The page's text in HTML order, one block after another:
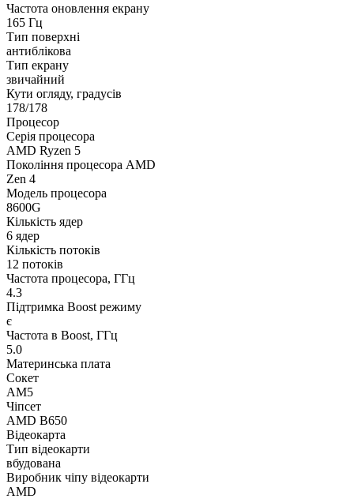
Частота оновлення екрану
165 Гц
Тип поверхні
антиблікова
Тип екрану
звичайний
Кути огляду, градусів
178/178
Процесор
Серія процесора
AMD Ryzen 5
Покоління процесора AMD
Zen 4
Модель процесора
8600G
Кількість ядер
6 ядер
Кількість потоків
12 потоків
Частота процесора, ГГц
4.3
Підтримка Boost режиму
є
Частота в Boost, ГГц
5.0
Материнська плата
Сокет
AM5
Чіпсет
AMD B650
Відеокарта
Тип відеокарти
вбудована
Виробник чіпу відеокарти
AMD